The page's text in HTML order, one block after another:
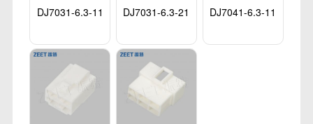
DJ7031-6.3-11 DJ7031-6.3-21 DJ7041-6.3-11